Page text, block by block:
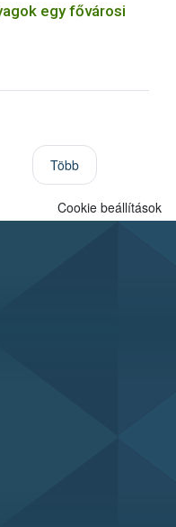
egy fővárosi
Több
Cookie beállítások